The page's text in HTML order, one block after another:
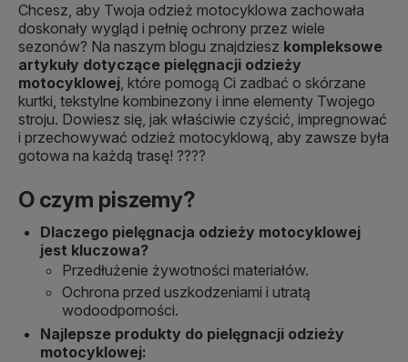
Chcesz, aby Twoja odzież motocyklowa zachowała
doskonały wygląd i pełnię ochrony przez wiele
sezonów? Na naszym blogu znajdziesz kompleksowe
artykuły dotyczące pielęgnacji odzieży
motocyklowej, które pomogą Ci zadbać o skórzane
kurtki, tekstylne kombinezony i inne elementy Twojego
stroju. Dowiesz się, jak właściwie czyścić, impregnować
i przechowywać odzież motocyklową, aby zawsze była
gotowa na każdą trasę! ????️
O czym piszemy?
Dlaczego pielęgnacja odzieży motocyklowej
jest kluczowa?
Przedłużenie żywotności materiałów.
Ochrona przed uszkodzeniami i utratą
wodoodporności.
Najlepsze produkty do pielęgnacji odzieży
motocyklowej: